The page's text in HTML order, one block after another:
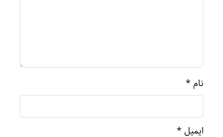
نام *
ایمیل *